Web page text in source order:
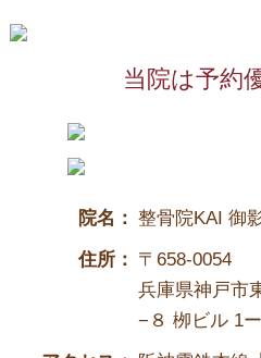
当院は予約
院名： 整骨院KAI 御
住所： 〒658-0054
兵庫県神戸市
−８ 栁ビル 1